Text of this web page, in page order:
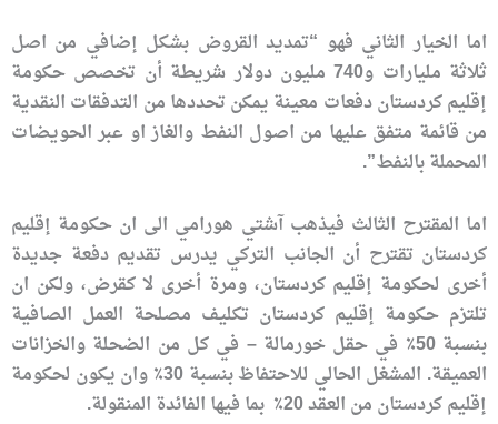
اما الخيار الثاني فهو “تمديد القروض بشكل إضافي من اصل
ثلاثة مليارات و740 مليون دولار شريطة أن تخصص حكومة
إقليم كردستان دفعات معينة يمكن تحددها من التدفقات النقدية
من قائمة متفق عليها من اصول النفط والغاز او عبر الحويضات
المحملة بالنفط”.
اما المقترح الثالث فيذهب آشتي هورامي الى ان حكومة إقليم
كردستان تقترح أن الجانب التركي يدرس تقديم دفعة جديدة
أخرى لحكومة إقليم كردستان، ومرة ​​أخرى لا كقرض، ولكن ان
تلتزم حكومة إقليم كردستان تكليف مصلحة العمل الصافية
بنسبة 50٪ في حقل خورمالة – في كل من الضحلة والخزانات
العميقة. المشغل الحالي للاحتفاظ بنسبة 30٪ وان يكون لحكومة
إقليم كردستان من العقد 20٪ بما فيها الفائدة المنقولة.